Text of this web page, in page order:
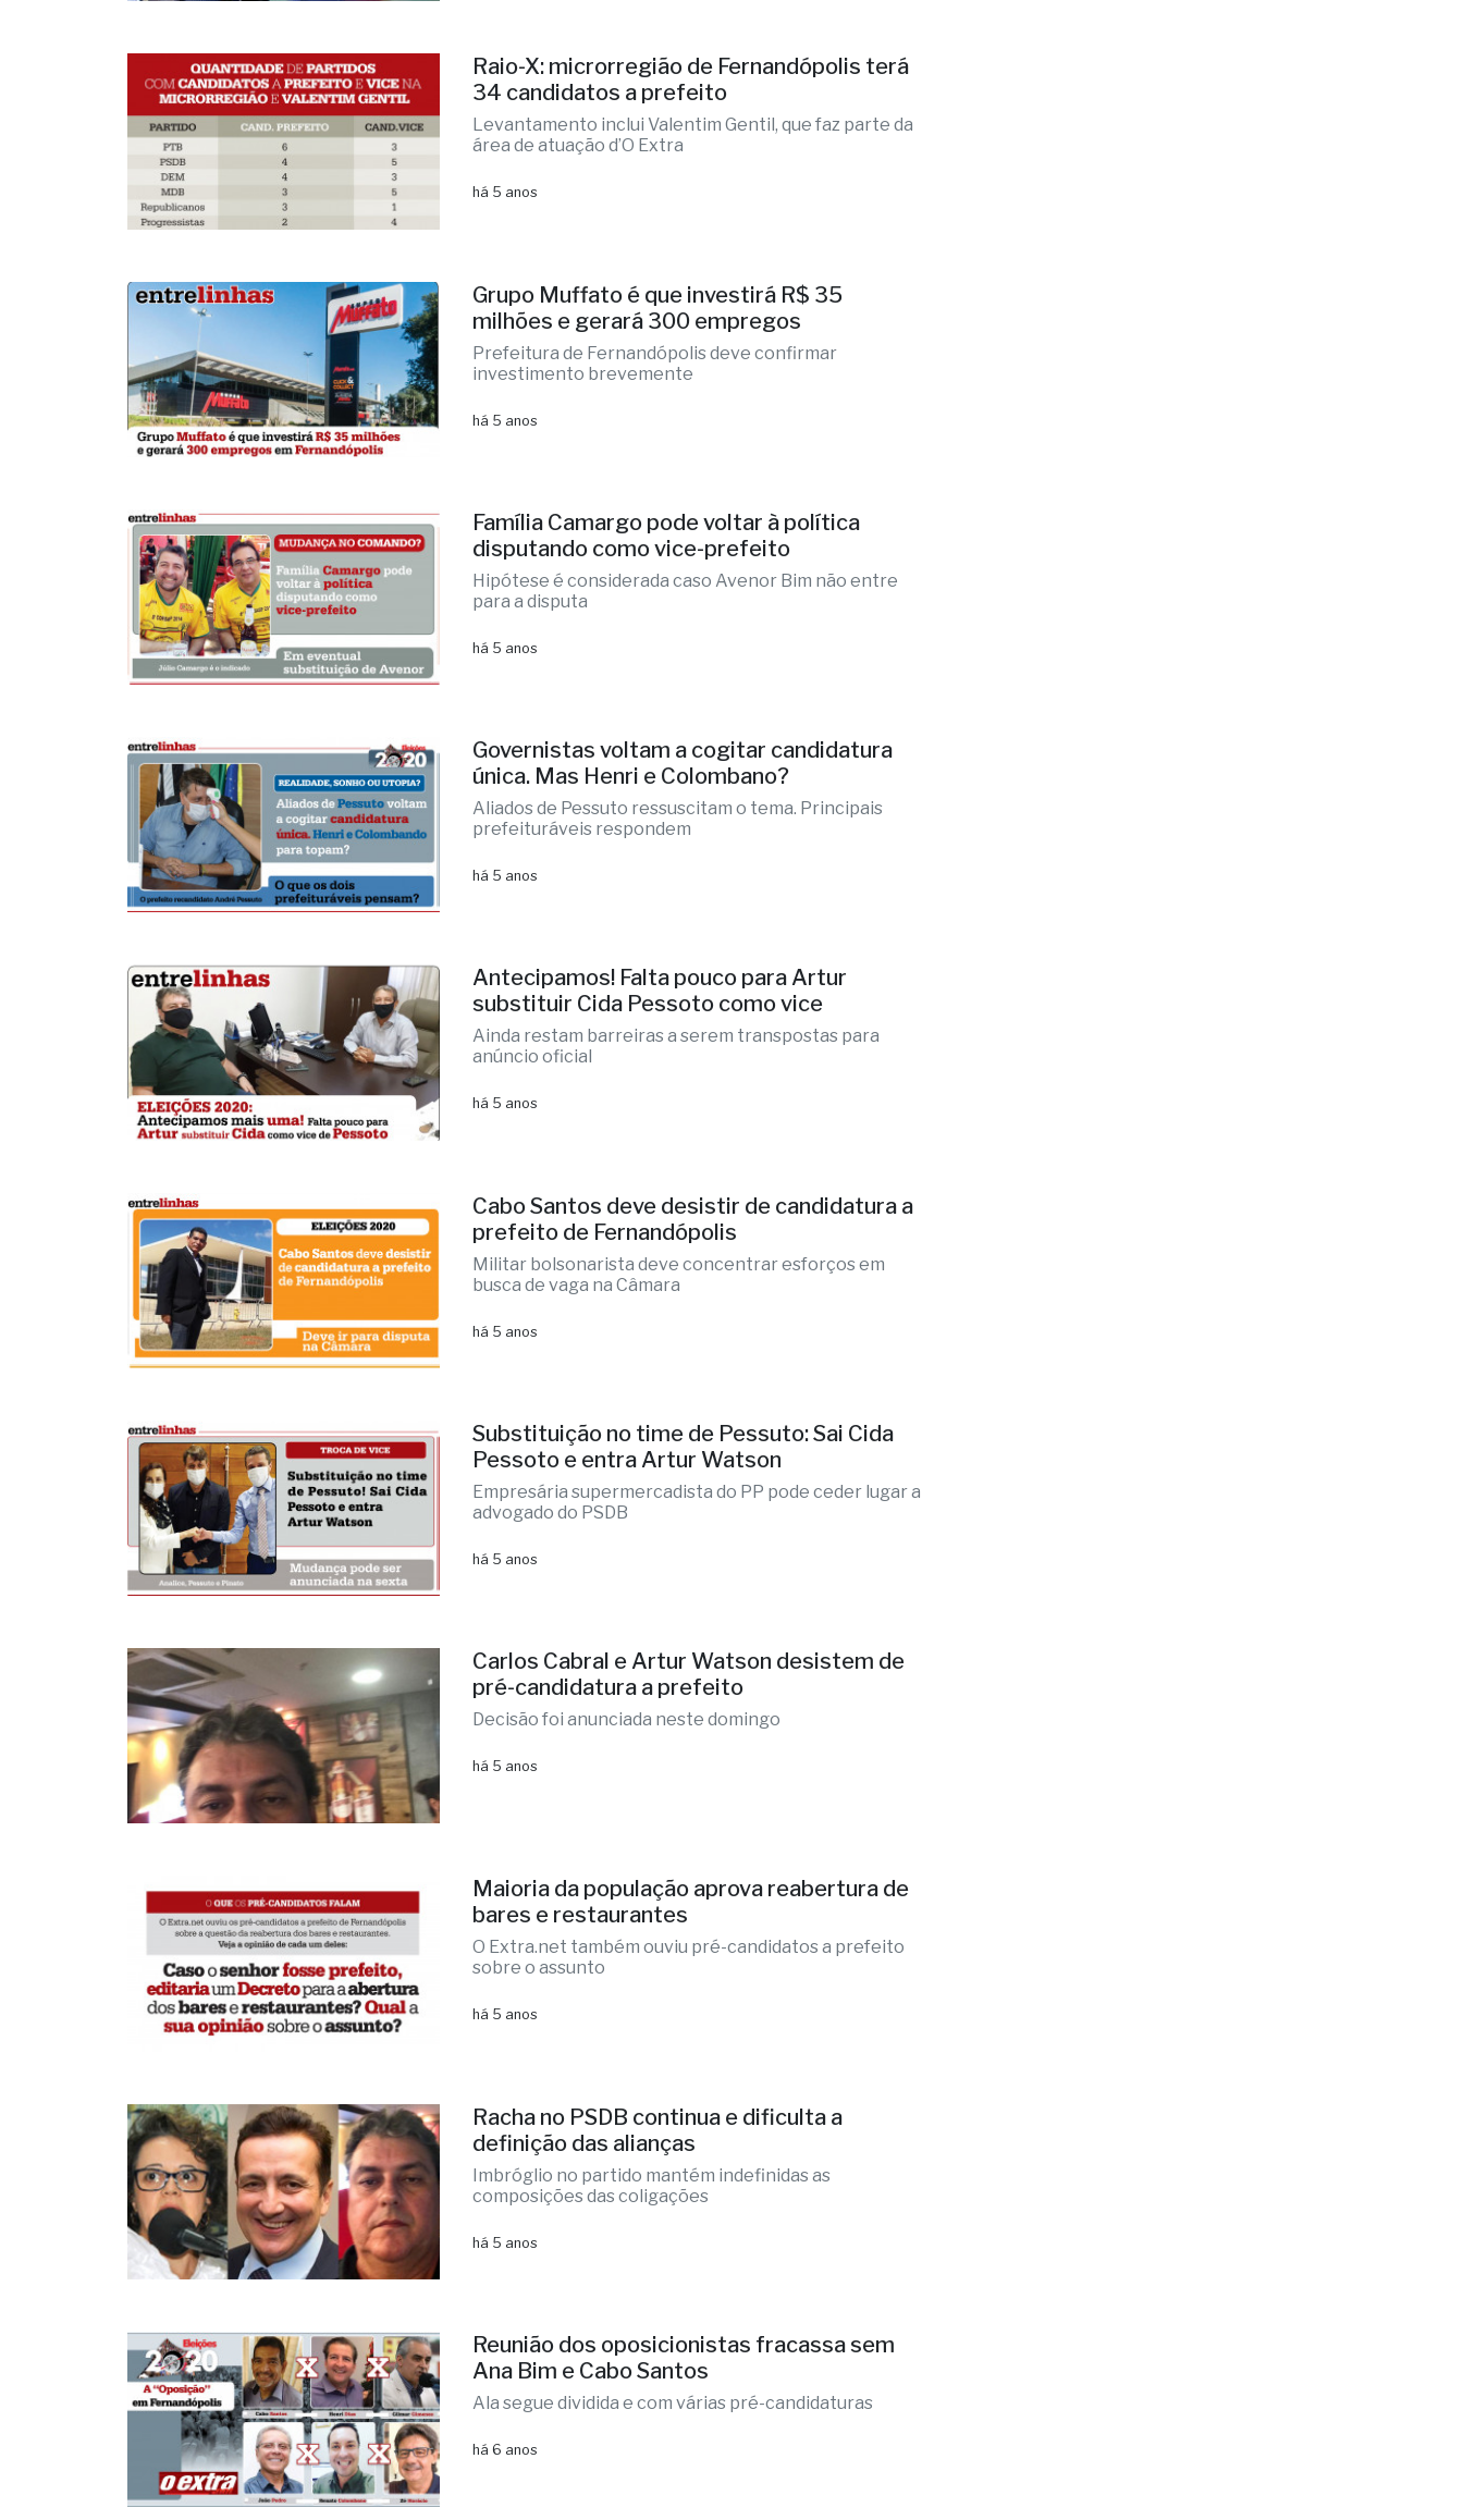
Raio-X: microrregião de Fernandópolis terá
34 candidatos a prefeito
Levantamento inclui Valentim Gentil, que faz parte da
área de atuação d’O Extra
há 5 anos
Grupo Muffato é que investirá R$ 35
milhões e gerará 300 empregos
Prefeitura de Fernandópolis deve confirmar
investimento brevemente
há 5 anos
Família Camargo pode voltar à política
disputando como vice-prefeito
Hipótese é considerada caso Avenor Bim não entre
para a disputa
há 5 anos
Governistas voltam a cogitar candidatura
única. Mas Henri e Colombano?
Aliados de Pessuto ressuscitam o tema. Principais
prefeituráveis respondem
há 5 anos
Antecipamos! Falta pouco para Artur
substituir Cida Pessoto como vice
Ainda restam barreiras a serem transpostas para
anúncio oficial
há 5 anos
Cabo Santos deve desistir de candidatura a
prefeito de Fernandópolis
Militar bolsonarista deve concentrar esforços em
busca de vaga na Câmara
há 5 anos
Substituição no time de Pessuto: Sai Cida
Pessoto e entra Artur Watson
Empresária supermercadista do PP pode ceder lugar a
advogado do PSDB
há 5 anos
Carlos Cabral e Artur Watson desistem de
pré-candidatura a prefeito
Decisão foi anunciada neste domingo
há 5 anos
Maioria da população aprova reabertura de
bares e restaurantes
O Extra.net também ouviu pré-candidatos a prefeito
sobre o assunto
há 5 anos
Racha no PSDB continua e dificulta a
definição das alianças
Imbróglio no partido mantém indefinidas as
composições das coligações
há 5 anos
Reunião dos oposicionistas fracassa sem
Ana Bim e Cabo Santos
Ala segue dividida e com várias pré-candidaturas
há 6 anos